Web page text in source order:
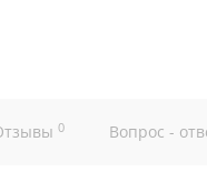
0 Вопрос -